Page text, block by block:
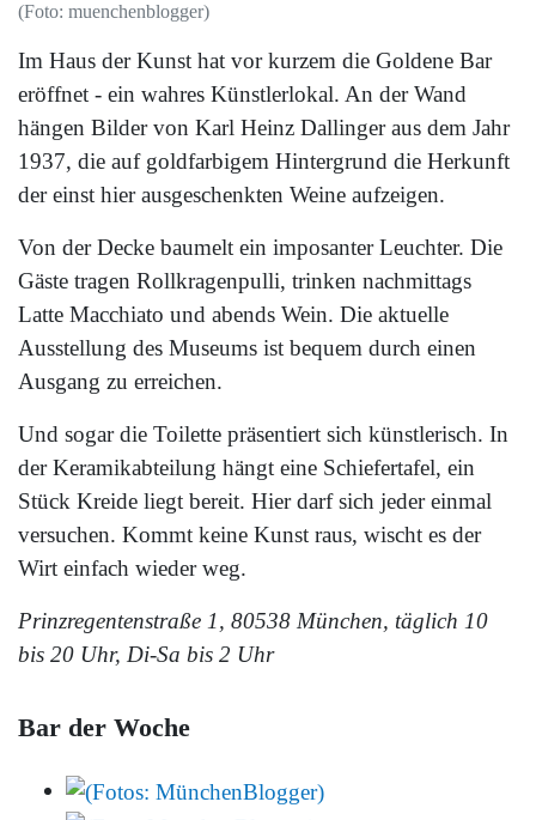
(Foto: muenchenblogger)
Im Haus der Kunst hat vor kurzem die Goldene Bar
eröffnet - ein wahres Künstlerlokal. An der Wand
hängen Bilder von Karl Heinz Dallinger aus dem Jahr
1937, die auf goldfarbigem Hintergrund die Herkunft
der einst hier ausgeschenkten Weine aufzeigen.
Von der Decke baumelt ein imposanter Leuchter. Die
Gäste tragen Rollkragenpulli, trinken nachmittags
Latte Macchiato und abends Wein. Die aktuelle
Ausstellung des Museums ist bequem durch einen
Ausgang zu erreichen.
Und sogar die Toilette präsentiert sich künstlerisch. In
der Keramikabteilung hängt eine Schiefertafel, ein
Stück Kreide liegt bereit. Hier darf sich jeder einmal
versuchen. Kommt keine Kunst raus, wischt es der
Wirt einfach wieder weg.
Prinzregentenstraße 1, 80538 München, täglich 10
bis 20 Uhr, Di-Sa bis 2 Uhr
Bar der Woche